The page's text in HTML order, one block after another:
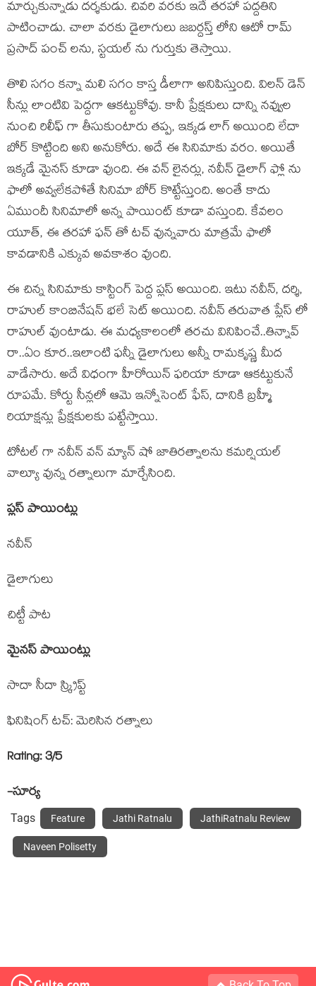
మార్చుకున్నాడు దర్శకుడు. చివరి వరకు ఇదే తరహా పద్దతిని
పాటించాడు. చాలా వరకు డైలాగులు జబర్దస్త్ లోని ఆటో రామ్
ప్రసాద్ పంచ్ లను, స్టయల్ ను గుర్తుకు తెస్తాయి.
తొలి సగం కన్నా మలి సగం కాస్త డీలాగా అనిపిస్తుంది. విలన్ డెన్
సీన్లు లాంటివి పెద్దగా ఆకట్టుకోవు. కానీ ప్రేక్షకులు దాన్ని నవ్వుల
నుంచి రిలీఫ్ గా తీసుకుంటారు తప్ప, ఇక్కడ లాగ్ అయింది లేదా
బోర్ కొట్టింది అని అనుకోరు. అదే ఈ సినిమాకు వరం. అయితే
ఇక్కడే మైనస్ కూడా వుంది. ఈ వన్ లైనర్లు, నవీన్ డైలాగ్ ఫ్లో ను
ఫాలో అవ్వలేకపోతే సినిమా బోర్ కొట్టేస్తుంది. అంతే కాదు
ఏముందీ సినిమాలో అన్న పాయింట్ కూడా వస్తుంది. కేవలం
యూత్, ఈ తరహా ఫన్ తో టచ్ వున్నవారు మాత్రమే ఫాలో
కావడానికి ఎక్కువ అవకాశం వుంది.
ఈ చిన్న సినిమాకు కాస్టింగ్ పెద్ద ప్లస్ అయింది. ఇటు నవీన్, దర్శి,
రాహుల్ కాంబినేషన్ భలే సెట్ అయింది. నవీన్ తరువాత ప్లేస్ లో
రాహుల్ వుంటాడు. ఈ మధ్యకాలంలో తరచు వినిపించే..తిన్నావ్
రా..ఏం కూర..ఇలాంటి ఫన్నీ డైలాగులు అన్నీ రామకృష్ణ మీద
వాడేసారు. అదే విధంగా హీరోయిన్ ఫరియా కూడా ఆకట్టుకునే
రూపమే. కోర్టు సీన్లలో ఆమె ఇన్నోసెంట్ ఫేస్, దానికి బ్రహ్మీ
రియాక్షన్లు ప్రేక్షకులకు పట్టేస్తాయి.
టోటల్ గా నవీన్ వన్ మ్యాన్ షో జాతిరత్నాలను కమర్షియల్
వాల్యూ వున్న రత్నాలుగా మార్చేసింది.
ప్లస్ పాయింట్లు
నవీన్
డైలాగులు
చిట్టీ పాట
మైనస్ పాయింట్లు
సాదా సీదా స్క్రిప్ట్
ఫినిషింగ్ టచ్: మెరిసిన రత్నాలు
Rating:3/5
-సూర్య
Tags Feature Jathi Ratnalu JathiRatnalu Review
Naveen Polisetty